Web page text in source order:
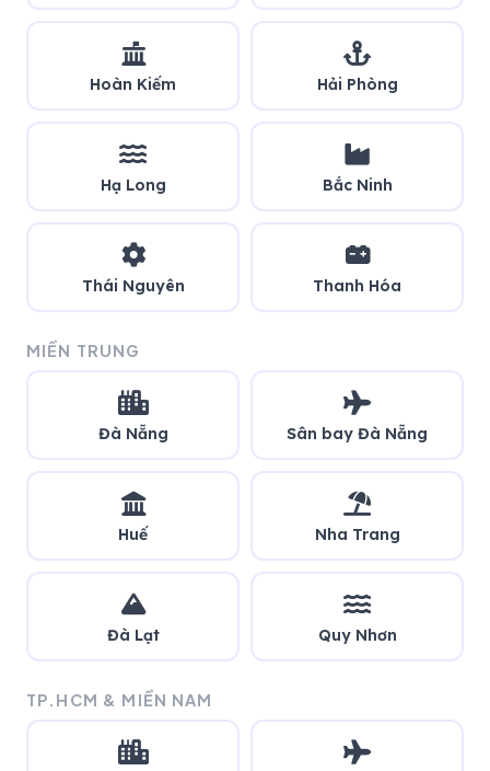
Hoàn Kiếm Hải Phòng
Hạ Long Bắc Ninh
Thái Nguyên Thanh Hóa
MIỀN TRUNG
Đà Nẵng Sân bay Đà Nẵng
Huế Nha Trang
Đà Lạt Quy Nhơn
TP.HCM & MIỀN NAM